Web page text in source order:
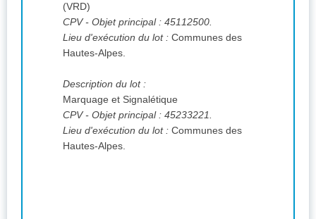
(VRD)
CPV- Objet principal : 45112500.
Lieu d'exécution du lot : Communes des
Hautes-Alpes.
Description du lot :
Marquage et Signalétique
CPV- Objet principal : 45233221.
Lieu d'exécution du lot : Communes des
Hautes-Alpes.